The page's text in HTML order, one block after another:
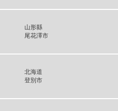
山形縣
尾花澤市
北海道
登別市